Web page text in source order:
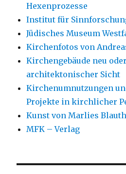
Hexenprozesse
Institut für
Jüdisches Museum
Kirchenfotos von
Kirchengebäude neu
architektonischer Sicht
Kirchenumnutzungen
Projekte in kirchlicher
Kunst von Marlies Blauth
MFK – Verlag